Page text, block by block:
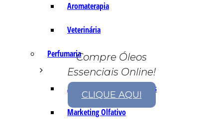
Aromaterapia
Veterinária
Perfumaria
As Notas e Famílias Olfativas
Marketing Olfativo
Compre Óleos
Essenciais Online!
CLIQUE AQUI